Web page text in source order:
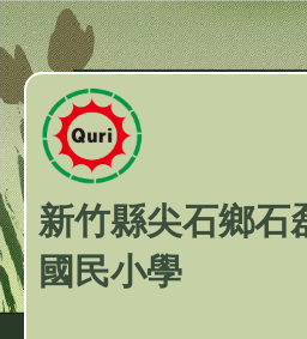
跳
到
主
要
內
容
區
新竹縣尖石鄉石
國民小學